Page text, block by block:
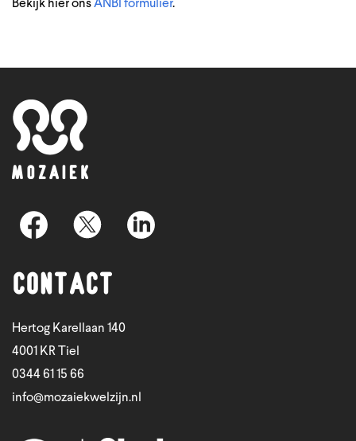
Bekijk hier onsANBI formulier.
Contact
Hertog Karellaan 140
4001 KR Tiel
0344 61 15 66
info@mozaiekwelzijn.nl